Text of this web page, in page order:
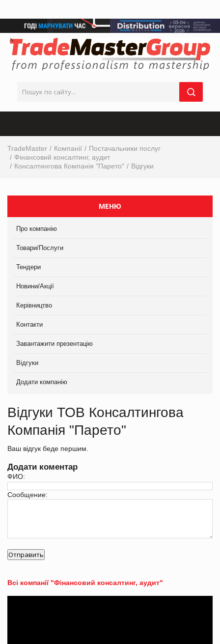
TradeMaster Компанії
Постачальники послуг
Фінансовий консалтинг, аудит
Консалтингова Компанія "Парето"
Відгуки
МЕНЮ
Про компанію
Товари/Послуги
Тендери
Новини/Акції
Керівництво
Контакти
Завантажити презентацію
Відгуки
Додати компанію
Відгуки ТОВ Консалтингова
Компанія "Парето"
Ваш відгук беде першим.
Додати коментар
ФИО:
Сообщение:
Всі компанії "Фінансовий консалтинг, аудит"